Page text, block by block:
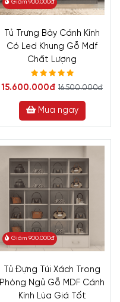
Giảm 900.000đ
Tủ Trưng Bày Cánh Kính
Có Led Khung Gỗ Mdf
Chất Lượng
15.600.000đ 16.500.000đ
Mua ngay
Giảm 900.000đ
Tủ Đựng Túi Xách Trong
Phòng Ngủ Gỗ MDF Cánh
Kính Lùa Giá Tốt